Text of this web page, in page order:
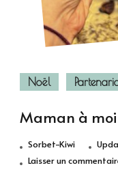
Noël
Maman à moi
Sorbet-Kiwi
Laisser un